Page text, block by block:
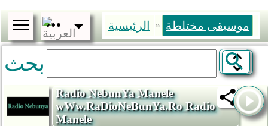
الرئيسية » موسيقى مختلطة
بحث
Radio NebunYa Manele
wWw.RaDioNeBunYa.Ro Radio
Manele